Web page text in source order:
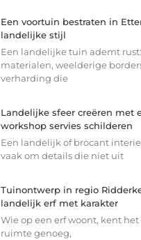
Een voortuin bestraten in
landelijke stijl
Een landelijke tuin ademt
materialen, weelderige
verharding die
Landelijke sfeer creëren met
workshop servies schilderen
Een landelijk of brocant
vaak om details die niet uit
Tuinontwerp in regio
landelijk erf met karakter
Wie op een erf woont, kent het
ruimte genoeg,